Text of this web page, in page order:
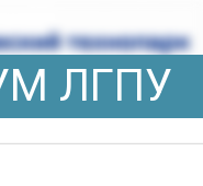
ЛГПУ